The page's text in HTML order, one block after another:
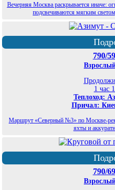
Вечерняя Москва раскрывается иначе:
подсвечиваются мягким
790/
1 час
Теплоход:
Причал:
Маршрут «Северный №3» по Москве-
яхты и
790/